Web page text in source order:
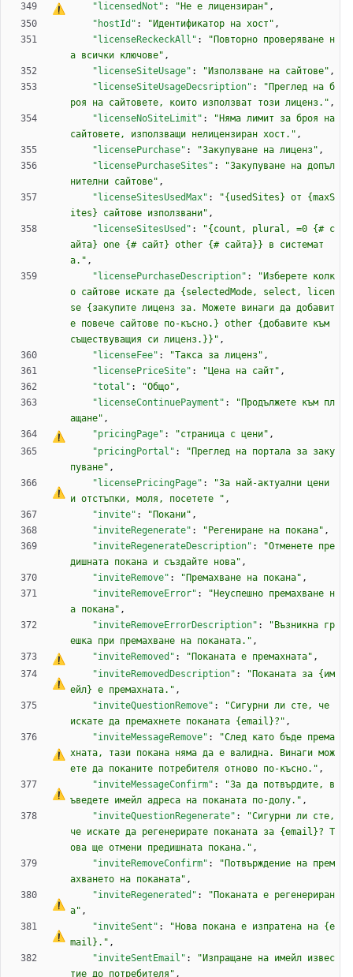
"licensedNot" : " Не е лицензиран" ,
"hostId" : "Идентификатор на хост" ,
"licenseReckeckAll" :
"Повторно проверяване н
а всички ключове" ,
"licenseSiteUsage" : "Използване на сайтове" ,
"licenseSiteUsageDecsription" :
"Преглед на б
роя на сайтовете, които използват този лиценз." ,
"licenseNoSiteLimit" :
"Няма лимит за броя на
сайтовете, използващи нелицензиран хост." ,
"licensePurchase" : "Закупуване на лиценз" ,
"licensePurchaseSites" :
"Закупуване на допъл
нителни сайтове" ,
"licenseSitesUsedMax" :
"{usedSites} от {maxS
ites} сайтове използвани" ,
"licenseSitesUsed" :
"{count, plural, =0 {# с
айта} one {# сайт} other {# сайта}} в системат
а." ,
"licensePurchaseDescription" :
"Изберете колк
о сайтове искате да {selectedMode, select, licen
se {закупите лиценз за. Можете винаги да добавит
е повече сайтове по-късно.} other {добавите към
съществуващия си лиценз.}}" ,
"licenseFee" : "Такса за лиценз" ,
"licensePriceSite" : "Цена на сайт" ,
"total" : "Общо" ,
"licenseContinuePayment" :
"Продължете към пл
ащане" ,
"pricingPage" : "страница с цени" ,
"pricingPortal" :
"Преглед на портала за заку
пуване" ,
"licensePricingPage" : "За най-актуални цени
и отстъпки, моля, посетете " ,
"invite" : "Покани" ,
"inviteRegenerate" : "Регениране на покана" ,
"inviteRegenerateDescription" :
"Отменете пре
дишната покана и създайте нова" ,
"inviteRemove" : "Премахване на покана" ,
"inviteRemoveError" :
"Неуспешно премахване н
а покана" ,
"inviteRemoveErrorDescription" :
"Възникна гр
ешка при премахване на поканата." ,
"inviteRemoved" : "Поканата е премахната" ,
"inviteRemovedDescription" :
"Поканата за {им
ейл} е премахната." ,
"inviteQuestionRemove" :
"Сигурни ли сте, че
искате да премахнете поканата {email}?" ,
"inviteMessageRemove" :
"След като бъде према
хната, тази покана няма да е валидна. Винаги мож
ете да поканите потребителя отново по-късно." ,
"inviteMessageConfirm" : "За да потвърдите, в
ъведете имейл адреса на поканата по-долу." ,
"inviteQuestionRegenerate" :
"Сигурни ли сте,
че искате да регенерирате поканата за {email}? Т
ова ще отмени предишната покана." ,
"inviteRemoveConfirm" :
"Потвърждение на прем
ахването на поканата" ,
"inviteRegenerated" : "Поканата е регенериран
а" ,
"inviteSent" : "Нова покана е изпратена на {e
mail}." ,
"inviteSentEmail" :
"Изпращане на имейл извес
тие до потребителя" ,